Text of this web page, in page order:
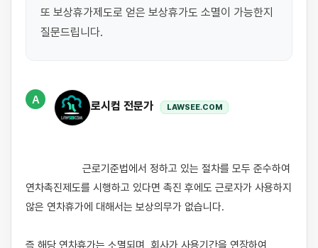
또 보상휴가제도로 얻은 보상휴가도 소멸이 가능한지
질문드립니다.
A
로시컴 전문가 LAWSEE.COM
연차촉진제도를 시행하고 있다면 촉진 후에도 근로자가 사용하지
않은 연차휴가에 대해서는 보상의무가 없습니다.
즉 해당 연차휴가는 소멸되며, 회사가 사용기간을 연장하여